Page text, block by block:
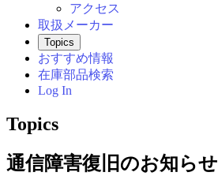
アクセス
取扱メーカー
Topics
おすすめ情報
在庫部品検索
Log In
Topics
通信障害復旧のお知らせ